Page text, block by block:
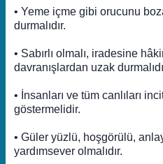
• Yeme içme gibi orucunu
durmalıdır.
• Sabırlı olmalı, iradesine
davranışlardan uzak
• İnsanları ve tüm canlıları
göstermelidir.
• Güler yüzlü, hoşgörülü,
yardımsever olmalıdır.